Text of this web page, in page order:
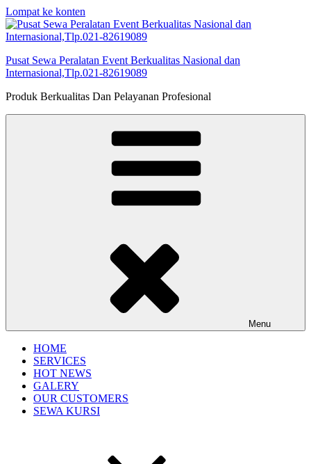
Lompat ke konten
Pusat Sewa Peralatan Event Berkualitas Nasional dan
Internasional,Tlp.021-82619089
Produk Berkualitas Dan Pelayanan Profesional
Menu
HOME
SERVICES
HOT NEWS
GALERY
OUR CUSTOMERS
SEWA KURSI